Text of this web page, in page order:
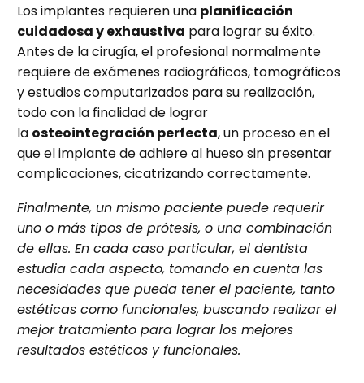
Los implantes requieren una planificación
cuidadosa y exhaustiva para lograr su éxito.
Antes de la cirugía, el profesional normalmente
requiere de exámenes radiográficos, tomográficos
y estudios computarizados para su realización,
todo con la finalidad de lograr
la osteointegración perfecta, un proceso en el
que el implante de adhiere al hueso sin presentar
complicaciones, cicatrizando correctamente.
Finalmente, un mismo paciente puede requerir
uno o más tipos de prótesis, o una combinación
de ellas. En cada caso particular, el dentista
estudia cada aspecto, tomando en cuenta las
necesidades que pueda tener el paciente, tanto
estéticas como funcionales, buscando realizar el
mejor tratamiento para lograr los mejores
resultados estéticos y funcionales.